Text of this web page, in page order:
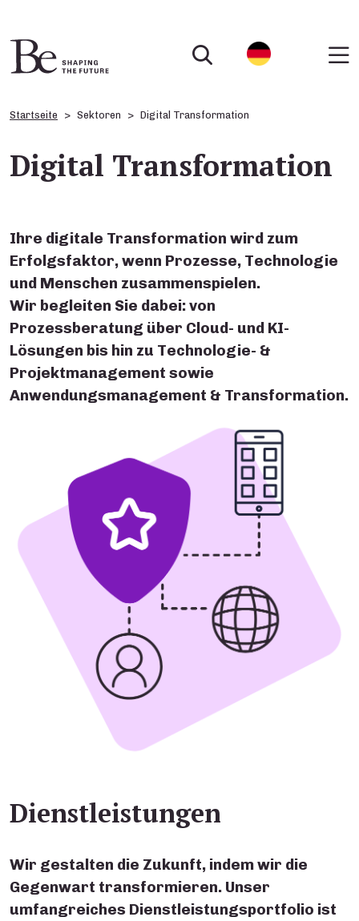
Startseite Sektoren Digital Transformation
Digital Transformation
Ihre digitale Transformation wird zum
Erfolgsfaktor, wenn Prozesse, Technologie
und Menschen zusammenspielen.
Wir begleiten Sie dabei: von
Prozessberatung über Cloud- und KI-
Lösungen bis hin zu Technologie- &
Projektmanagement sowie
Anwendungsmanagement & Transformation.
Dienstleistungen
Wir gestalten die Zukunft, indem wir die
Gegenwart transformieren. Unser
umfangreiches Dienstleistungsportfolio ist